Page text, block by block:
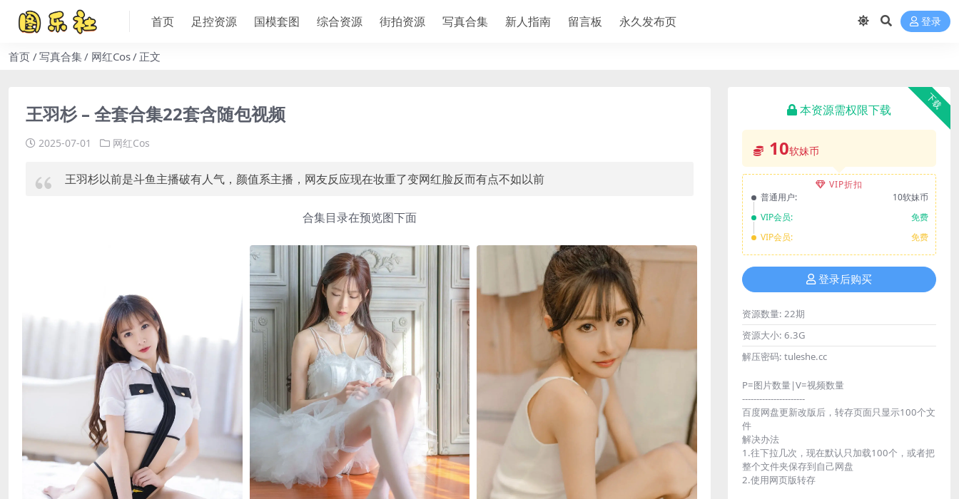
首页 足控资源 国模套图 综合资源 街拍资源 写真合集 新人指南 留言板 永久发布页 登录
首页 写真合集 网红Cos 正文
王羽杉 – 全套合集22套含随包视频
2025-07-01 网红Cos
王羽杉以前是斗鱼主播破有人气，颜值系主播，网友反应现在妆重了变网红脸反而有点不如以前
合集目录在预览图下面
下载
本资源需权限下载
10软妹币
VIP折扣
普通用户:
10软妹币
VIP会员:
免费
VIP会员:
免费
登录后购买
资源数量: 22期
资源大小: 6.3G
解压密码: tuleshe.cc
P=图片数量|V=视频数量
----------------------
百度网盘更新改版后，转存页面只显示100个文
件
解决办法
1.往下拉几次，现在默认只加载100个，或者把
整个文件夹保存到自己网盘
2.使用网页版转存